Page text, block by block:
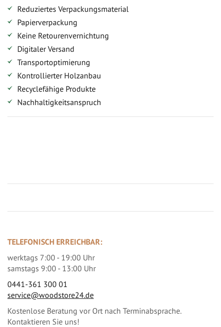
Reduziertes Verpackungsmaterial
Papierverpackung
Keine Retourenvernichtung
Digitaler Versand
Transportoptimierung
Kontrollierter Holzanbau
Recyclefähige Produkte
Nachhaltigkeitsanspruch
TELEFONISCH ERREICHBAR:
werktags 7:00 - 19:00 Uhr
samstags 9:00 - 13:00 Uhr
0441-361 300 01
service@woodstore24.de
Kostenlose Beratung vor Ort nach Terminabsprache.
Kontaktieren Sie uns!